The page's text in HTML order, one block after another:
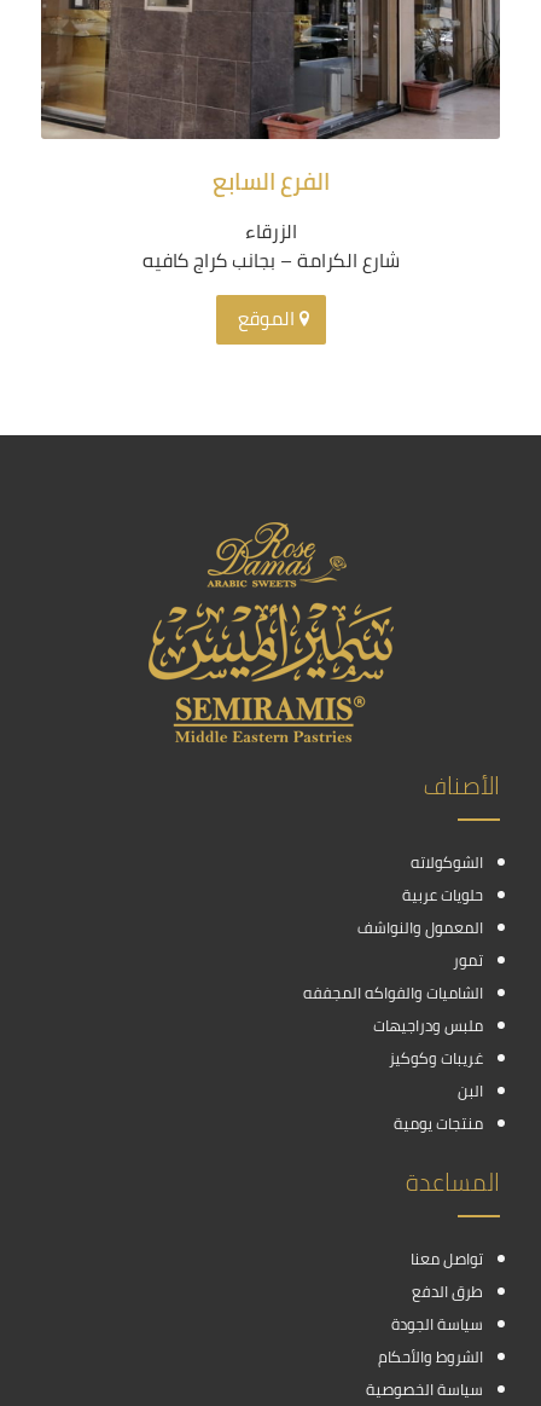
الفرع السابع
الزرقاء
شارع الكرامة – بجانب كراج كافيه
الموقع
الأصناف
الشوكولاته
حلويات عربية
المعمول والنواشف
تمور
الشاميات والفواكه المجففه
ملبس ودراجيهات
غريبات وكوكيز
البن
منتجات يومية
المساعدة
تواصل معنا
طرق الدفع
سياسة الجودة
الشروط والأحكام
سياسة الخصوصية